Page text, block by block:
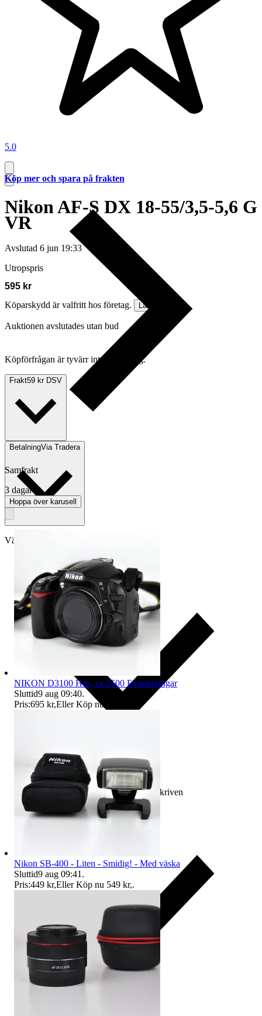
5.0
Nikon AF-S DX 18-55/3,5-5,6 G
VR
Avslutad 6 jun 19:33
Utropspris
595 kr
Köparskydd är valfritt hos företag.
Läs mer
Auktionen avslutades utan bud
Köpförfrågan är tyvärr inte tillgänglig.
Frakt59 kr DSV
BetalningVia Tradera
Välj till köparskydd
Ersättning om varan inte är som beskriven
Köp mer och spara på frakten
Samfrakt
3 dagar
Hoppa över karusell
NIKON D3100 Hus, ca 2500 Exponeringar
Sluttid9 aug 09:40.
Pris:695 kr,Eller Köp nu
Nikon SB-400 - Liten - Smidig! - Med väska
Sluttid9 aug 09:41 .
Pris:449 kr,Eller Köp nu 549 kr,.